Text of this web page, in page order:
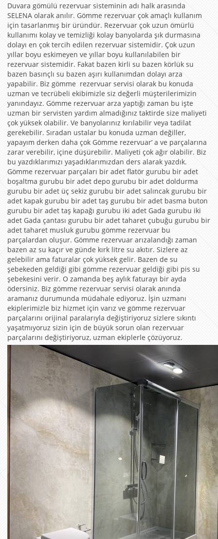
Duvara gömülü rezervuar sisteminin adı halk arasında
SELENA olarak anılır. Gömme rezervuar çok amaçlı kullanım
için tasarlanmış bir üründür. Rezervuar çok uzun ömürlü
kullanımı kolay ve temizliği kolay banyolarda şık durmasına
dolayı en çok tercih edilen rezervuar sistemidir. Çok uzun
yıllar boyu eskimeyen ve yıllar boyu kullanılabilen bir
rezervuar sistemidir. Fakat bazen kirli su bazen körlük su
bazen basınçlı su bazen aşırı kullanımdan dolayı arza
yapabilir. Biz gömme rezervuar servisi olarak bu konuda
uzman ve tecrübeli ekibimizle siz değerli müşterilerimizin
yanındayız. Gömme rezervuar arza yaptığı zaman bu işte
uzman bir servisten yardım almadığınız taktirde size maliyeti
çok yüksek olabilir. Ve banyolarınız kırılabilir veya tadilat
gerekebilir. Sıradan ustalar bu konuda uzman değiller,
yapayım derken daha çok Gömme rezervuar’ a ve parçalarına
zarar verebilir, içine düşürebilir. Maliyeti çok ağır olabilir. Biz
bu yazdıklarımızı yaşadıklarımızdan ders alarak yazdık.
Gömme rezervuar parçaları bir adet flatör gurubu bir adet
boşaltma gurubu bir adet depo gurubu bir adet doldurma
gurubu bir adet üç sekiz gurubu bir adet salıncak gurubu bir
adet kapak gurubu bir adet taş gurubu bir adet basma buton
gurubu bir adet taş kapağı gurubu iki adet Gada gurubu iki
adet Gada çantası gurubu bir adet taharet çubuğu gurubu bir
adet taharet musluk gurubu gömme rezervuar bu
parçalardan oluşur. Gömme rezervuar arızalandığı zaman
bazen az su kaçır ve günde kırk litre su akıtır. Sizlere az
gelebilir ama faturalar çok yüksek gelir. Bazen de su
şebekeden geldiği gibi gömme rezervuar geldiği gibi pis su
şebekesini verir. O zamanda beş aylık faturayı bir ayda
ödersiniz. Biz gömme rezervuar servisi olarak anında
aramanız durumunda müdahale ediyoruz. İşin uzmanı
ekiplerimizle biz hizmet için varız ve gömme rezervuar
parçalarını orijinal paralarıyla değiştiriyoruz sizlere sıkıntı
yaşatmıyoruz sizin için de büyük sorun olan rezervuar
parçalarını değiştiriyoruz, uzman ekiplerle çözüyoruz.